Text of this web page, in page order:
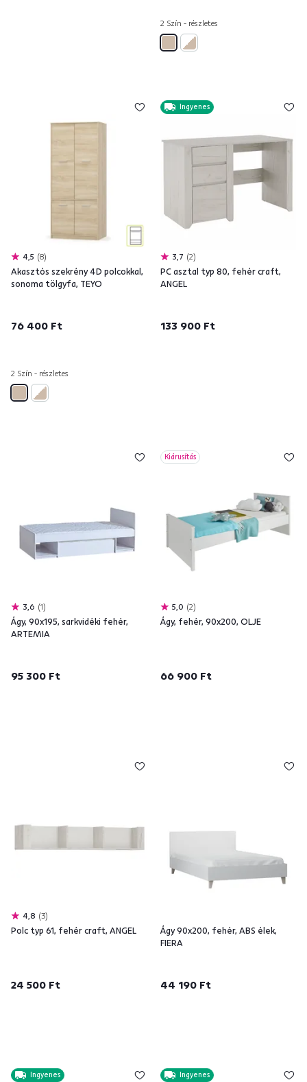
2 Szín - részletes
4,5 8
Akasztós szekrény 4D polcokkal,
sonoma tölgyfa, TEYO
76 400 Ft
2 Szín - részletes
Ingyenes
3,7 2
PC asztal typ 80, fehér craft,
ANGEL
133 900 Ft
3,6 1
Ágy, 90x195, sarkvidéki fehér,
ARTEMIA
95 300 Ft
Kiárusítás
5,0 2
Ágy, fehér, 90x200, OLJE
66 900 Ft
4,8 3
Polc typ 61, fehér craft, ANGEL
24 500 Ft
Ágy 90x200, fehér, ABS élek,
FIERA
44 190 Ft
Ingyenes Ingyenes